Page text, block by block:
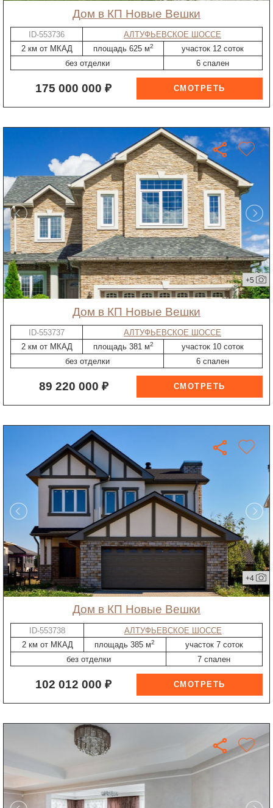
дом в КП Новые Вешки
ID-553736
АЛТУФЬЕВСКОЕ ШОССЕ
2 км от МКАД
площадь 625 м2
участок 12 соток
без отделки
6 спален
175 000 000 ₽
+5
дом в КП Новые Вешки
ID-553737
АЛТУФЬЕВСКОЕ ШОССЕ
2 км от МКАД
площадь 381 м2
участок 10 соток
без отделки
6 спален
89 220 000 ₽
+4
дом в КП Новые Вешки
ID-553738
АЛТУФЬЕВСКОЕ ШОССЕ
2 км от МКАД
площадь 385 м2
участок 7 соток
без отделки
7 спален
102 012 000 ₽